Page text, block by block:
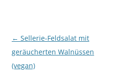
Beitragsnavigation
← Sellerie-Feldsalat mit
geräucherten Walnüssen
(vegan)